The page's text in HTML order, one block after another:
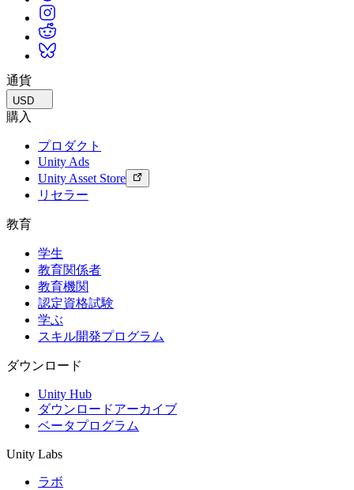
通貨
USD
購入
プロダクト
Unity Ads
Unity Asset Store
リセラー
教育
学生
教育関係者
教育機関
認定資格試験
学ぶ
スキル開発プログラム
ダウンロード
Unity Hub
ダウンロードアーカイブ
ベータプログラム
Unity Labs
ラボ